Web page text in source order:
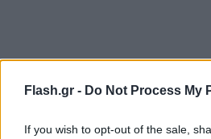
Flash.gr - Do Not Process My
If you wish to opt-out of the sale,